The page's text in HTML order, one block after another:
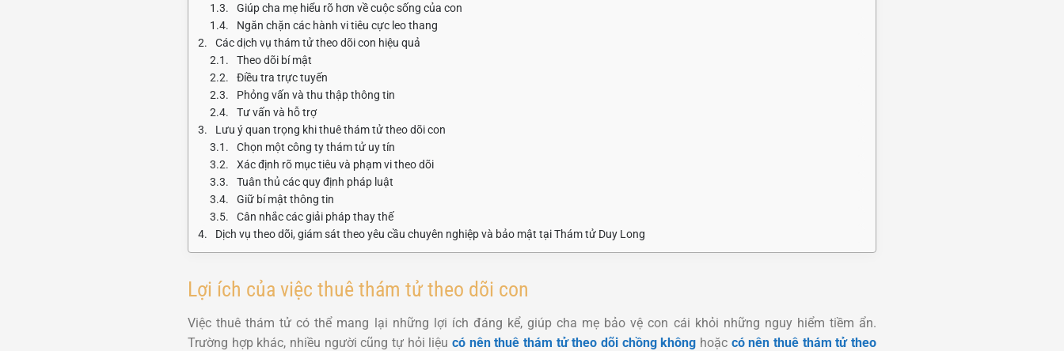
Giúp cha mẹ hiểu rõ hơn về cuộc sống của con
Ngăn chặn các hành vi tiêu cực leo thang
Các dịch vụ thám tử theo dõi con hiệu quả
Theo dõi bí mật
Điều tra trực tuyến
Phỏng vấn và thu thập thông tin
Tư vấn và hỗ trợ
Lưu ý quan trọng khi thuê thám tử theo dõi con
Chọn một công ty thám tử uy tín
Xác định rõ mục tiêu và phạm vi theo dõi
Tuân thủ các quy định pháp luật
Giữ bí mật thông tin
Cân nhắc các giải pháp thay thế
Dịch vụ theo dõi, giám sát theo yêu cầu chuyên nghiệp và bảo mật tại Thám tử Duy Long
Lợi ích của việc thuê thám tử theo dõi con
Việc thuê thám tử có thể mang lại những lợi ích đáng kể, giúp cha mẹ bảo vệ con cái khỏi những nguy hiểm tiềm ẩn.
Trường hợp khác, nhiều người cũng tự hỏi liệu có nên thuê thám tử theo dõi chồng không hoặc có nên thuê thám tử theo